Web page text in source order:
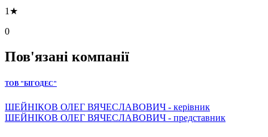
1★
0
Пов'язані компанії
ТОВ "БІГОДЕС"
ШЕЙНІКОВ ОЛЕГ ВЯЧЕСЛАВОВИЧ - керівник
ШЕЙНІКОВ ОЛЕГ ВЯЧЕСЛАВОВИЧ - представник